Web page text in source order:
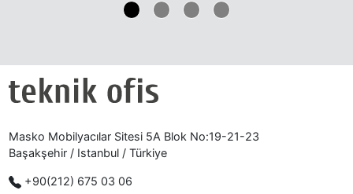
Masko Mobilyacılar Sitesi 5A Blok No:19-21-23
Başakşehir / Istanbul / Türkiye
+90(212) 675 03 06